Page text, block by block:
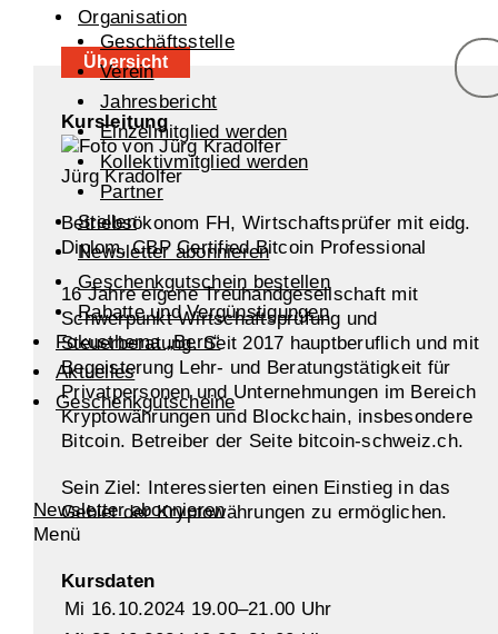
Organisation
Geschäftsstelle
Verein
Jahresbericht
Einzelmitglied werden
Kollektivmitglied werden
Partner
Stellen
Newsletter abonnieren
Geschenkgutschein bestellen
Rabatte und Vergünstigungen
Fokusthema „Bern“
Aktuelles
Geschenkgutscheine
Newsletter abonnieren
Menü
Übersicht
Kursleitung
Jürg Kradolfer
Betriebsökonom FH, Wirtschaftsprüfer mit eidg.
Diplom, CBP Certified Bitcoin Professional
16 Jahre eigene Treuhandgesellschaft mit
Schwerpunkt Wirtschaftsprüfung und
Steuerberatung. Seit 2017 hauptberuflich und mit
Begeisterung Lehr- und Beratungstätigkeit für
Privatpersonen und Unternehmungen im Bereich
Kryptowährungen und Blockchain, insbesondere
Bitcoin. Betreiber der Seite bitcoin-schweiz.ch.
Sein Ziel: Interessierten einen Einstieg in das
Gebiet der Kryptowährungen zu ermöglichen.
Kursdaten
Mi 16.10.2024 19.00–21.00 Uhr